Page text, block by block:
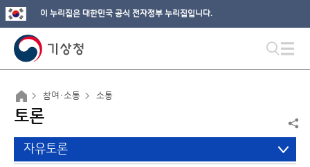
이 누리집은 대한민국 공식 전자정부 누리집입니다.
참여·소통 소통
토론
자유토론